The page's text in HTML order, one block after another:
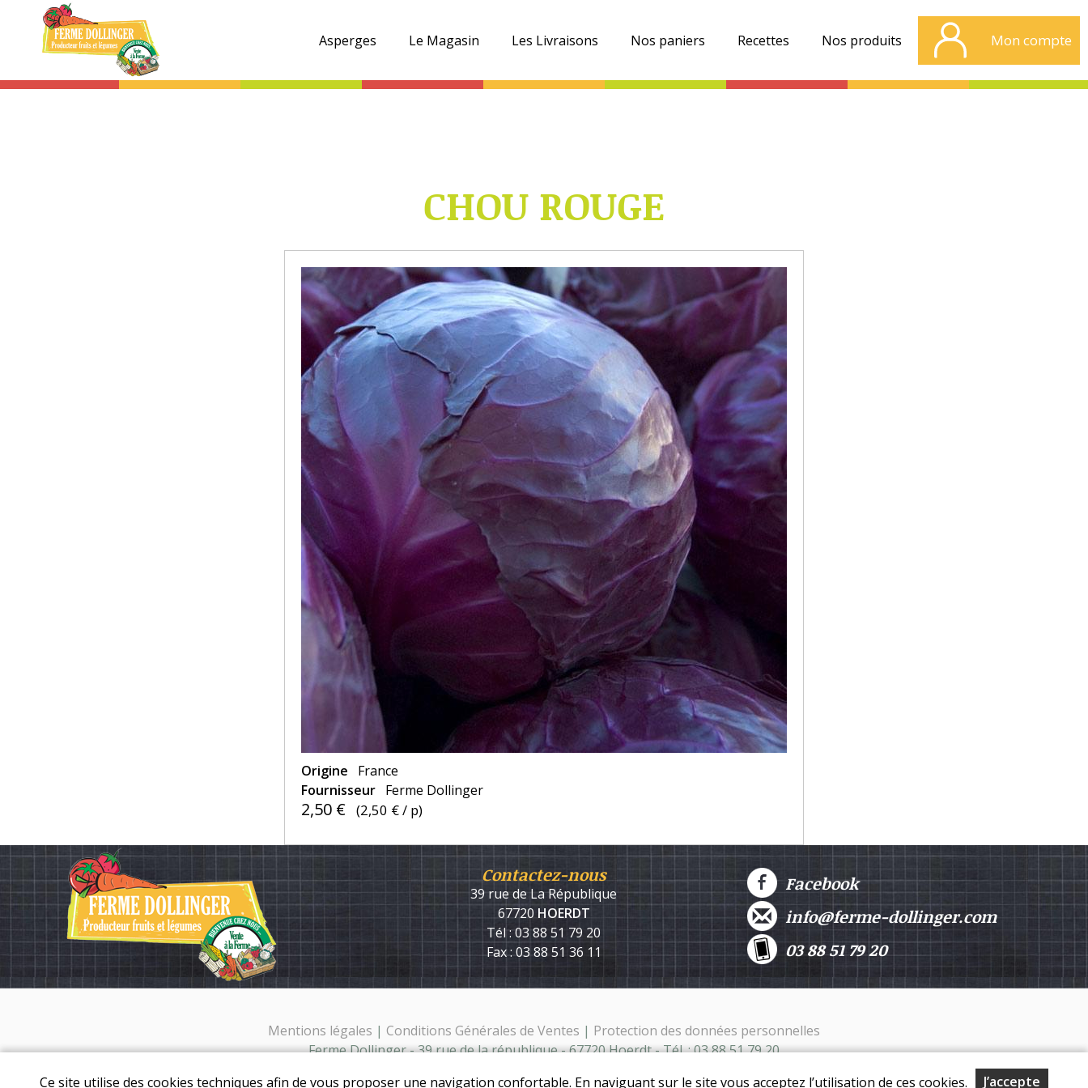
Asperges Le Magasin Les Livraisons Nos paniers Recettes Nos produits Mon compte
CHOU ROUGE
Origine
France
Fournisseur Ferme Dollinger
2,50 € (2,50 €/ p)
Contactez-nous
39 rue de La République
67720 HOERDT
Tél : 03 88 51 79 20
Fax : 03 88 51 36 11
Facebook
info@ferme-dollinger.com
03 88 51 79 20
Mentions légales | Conditions Générales de Ventes | Protection des données personnelles
Ferme Dollinger - 39 rue de la république - 67720 Hoerdt - Tél. : 03 88 51 79 20
Ce site utilise des cookies techniques afin de vous proposer une navigation confortable. En naviguant sur le site vous acceptez l’utilisation de ces cookies.
J’accepte